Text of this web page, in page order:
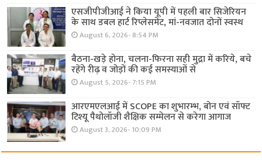
एसजीपीजीआई ने किया यूपी में पहली बार सिजेरियन
के साथ डबल हार्ट रिप्लेसमेंट, मां-नवजात दोनों स्वस्थ
August 6, 2026- 8:54 PM
बैठना-खड़े होना, चलना-फिरना सही मुद्रा में करिये, बचे
रहेंगे रीढ़ व जोड़ों की कई समस्याओं से
August 5, 2026- 7:15 PM
आरएमएलआई में SCOPE का शुभारम्भ, बोन एवं सॉफ्ट
टिश्यू पैथोलॉजी शैक्षिक सम्मेलन से करेगा आगाज
August 3, 2026- 10:09 PM